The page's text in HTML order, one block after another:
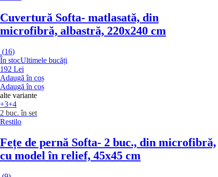
Cuvertură Softa- matlasată, din
microfibră, albastră, 220x240 cm
(16)
În stocUltimele bucăți
192 Lei
Adaugă în coș
Adaugă în coș
alte variante
+3+4
2 buc. în set
Restilo
Fețe de pernă Softa- 2 buc., din microfibră,
cu model în relief, 45x45 cm